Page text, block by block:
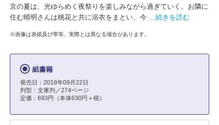
京の夏は、光ゆらめく夜祭りを楽しみながら過ぎていく。お隣に
住む晴明さんは桃花と共に浴衣をまとい、今
…続きを読む
※画像は表紙及び帯等、実際とは異なる場合があります。
紙書籍
発売日：2018年09月22日
判型：文庫判／274ページ
定価：693円（本体630円＋税）